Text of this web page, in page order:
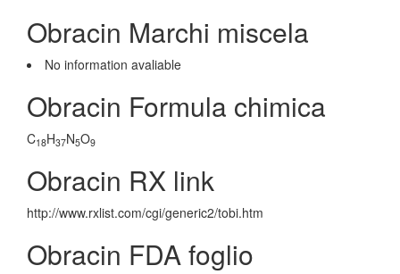
Obracin Marchi miscela
No information avaliable
Obracin Formula chimica
C18H37N5O9
Obracin RX link
http://www.rxlist.com/cgi/generic2/tobi.htm
Obracin FDA foglio